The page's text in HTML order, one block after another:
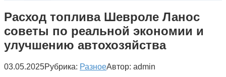
Расход топлива Шевроле Ланос
советы по реальной экономии и
улучшению автохозяйства
03.05.2025Рубрика: РазноеАвтор: admin